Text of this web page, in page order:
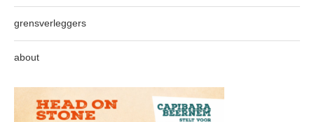
grensverleggers
about